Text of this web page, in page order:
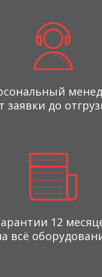
заявки до
12
всё